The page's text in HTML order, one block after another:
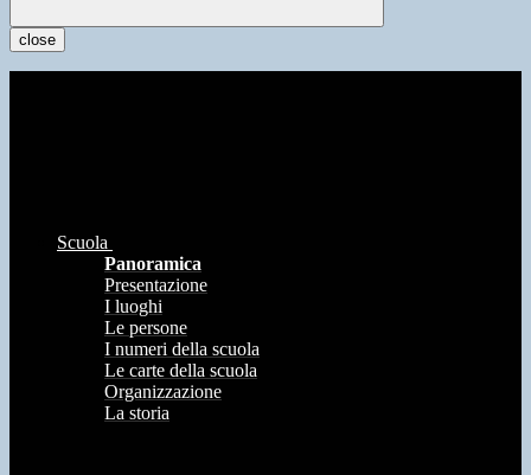
close
Scuola
Panoramica
Presentazione
I luoghi
Le persone
I numeri della scuola
Le carte della scuola
Organizzazione
La storia